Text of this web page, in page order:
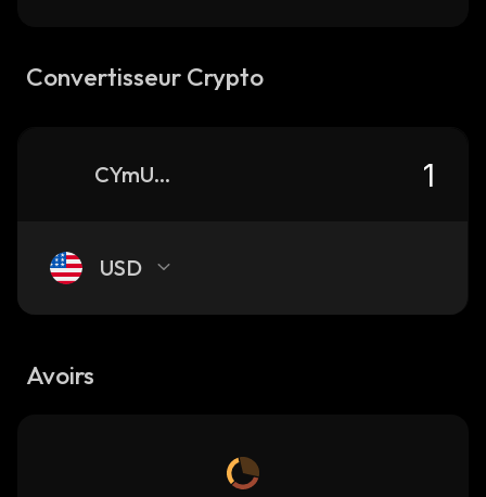
Convertisseur Crypto
CYmUZZYGfu1JyLvDzYJoVhwLNPd26TezLAhX75dSpump_solana
USD
Avoirs